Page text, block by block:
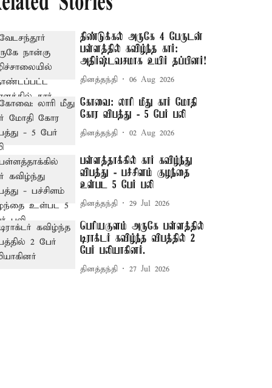
திண்டுக்கல் அருகே 4 பேருடன்
பள்ளத்தில் கவிழ்ந்த கார்:
அதிர்ஷ்டவசமாக உயிர் தப்பினர்!
தினத்தந்தி 06 Aug 2026
கோவை: லாரி மீது கார் மோதி
கோர விபத்து - 5 பேர் பலி
தினத்தந்தி 02 Aug 2026
பள்ளத்தாக்கில் கார் கவிழ்ந்து
விபத்து - பச்சிளம் குழந்தை
உள்பட 5 பேர் பலி
தினத்தந்தி 29 Jul 2026
பெரியகுளம் அருகே பள்ளத்தில்
டிராக்டர் கவிழ்ந்த விபத்தில் 2
பேர் பலியாகினர்.
தினத்தந்தி 27 Jul 2026